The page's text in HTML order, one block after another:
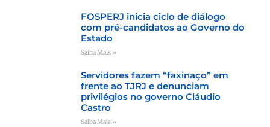
FOSPERJ inicia ciclo de diálogo
com pré-candidatos ao Governo do
Estado
Saiba Mais »
Servidores fazem “faxinaço” em
frente ao TJRJ e denunciam
privilégios no governo Cláudio
Castro
Saiba Mais »